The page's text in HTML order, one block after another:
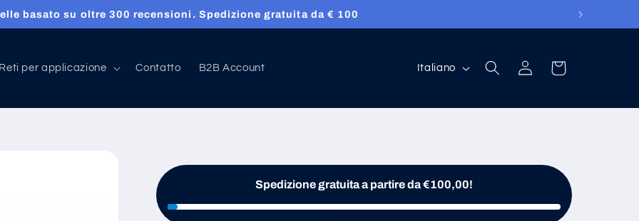
tessuti metallici e reti saldate su misura consegnate gratuitamente!
Reti per applicazione Contatto B2B Account Lingua
Italiano Accedi Carrello
Spedizione gratuita a partire da €100,00!